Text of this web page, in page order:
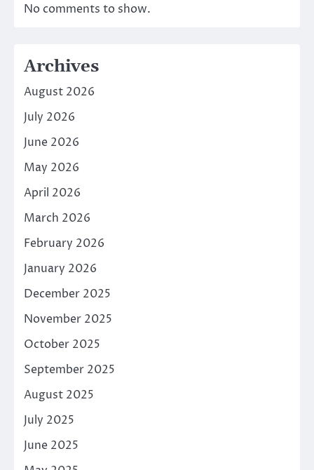
No comments to show.
Archives
August 2026
July 2026
June 2026
May 2026
April 2026
March 2026
February 2026
January 2026
December 2025
November 2025
October 2025
September 2025
August 2025
July 2025
June 2025